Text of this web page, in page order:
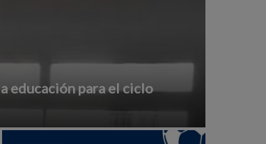
educación para el ciclo